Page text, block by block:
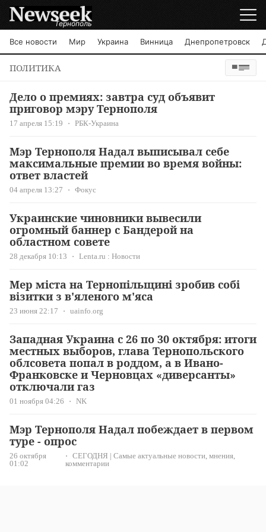
Тернополь
Все новости Мир Украина Винница Днепропетровск
ПОЛИТИКА
Дело о премиях: завтра суд объявит
приговор мэру Тернополя
17 апреля 15:19 РБК-Украина
Мэр Тернополя Надал выписывал себе
максимальные премии во время войны:
ответ властей
04 апреля 13:27 Фокус
Украинские чиновники вывесили
огромный баннер с Бандерой на
областном совете
28 декабря 10:13 Lenta.ru : Новости
Мер міста на Тернопільщині зробив собі
візитки з в'яленого м'яса
23 июня 22:17 uainfo.org
Западная Украина с 26 по 30 октября: итоги
местных выборов, глава Тернопольского
облсовета попал в роддом, а в Ивано-
Франковске и Черновцах «диверсанты»
отключали газ
01 ноября 04:26 NK
Мэр Тернополя Надал побеждает в первом
туре - опрос
26 октября
01:02
СЕГОДНЯ | Самые актуальные новости, мнения,
комментарии